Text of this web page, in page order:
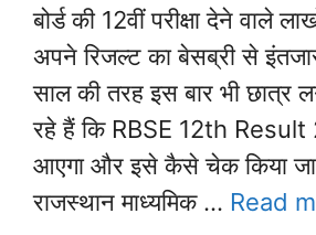
बोर्ड की 12वीं परीक्षा देने वाले
अपने रिजल्ट का बेसब्री से
साल की तरह इस बार भी छात्र
रहे हैं कि RBSE 12th
आएगा और इसे कैसे चेक किया
राजस्थान माध्यमिक … Read